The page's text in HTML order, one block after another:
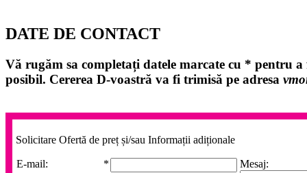
DATE DE CONTACT
Vă rugăm sa completați datele marcate cu * pentru a
posibil. Cererea D-voastră va fi trimisă pe adresa
Solicitare Ofertă de preț și/sau Informații adiționale
E-mail: *
Mesaj: